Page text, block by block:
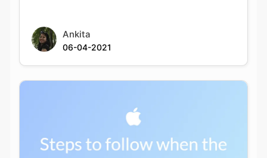
Ankita
06-04-2021